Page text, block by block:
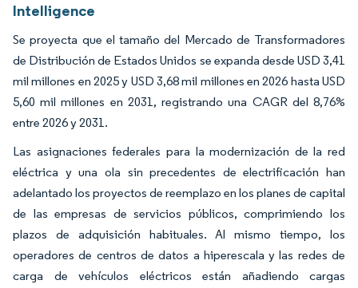
Intelligence
Se proyecta que el tamaño del Mercado de Transformadores
de Distribución de Estados Unidos se expanda desde USD 3,41
mil millones en 2025 y USD 3,68 mil millones en 2026 hasta USD
5,60 mil millones en 2031, registrando una CAGR del 8,76%
entre 2026 y 2031.
Las asignaciones federales para la modernización de la red
eléctrica y una ola sin precedentes de electrificación han
adelantado los proyectos de reemplazo en los planes de capital
de las empresas de servicios públicos, comprimiendo los
plazos de adquisición habituales. Al mismo tiempo, los
operadores de centros de datos a hiperescala y las redes de
carga de vehículos eléctricos están añadiendo cargas